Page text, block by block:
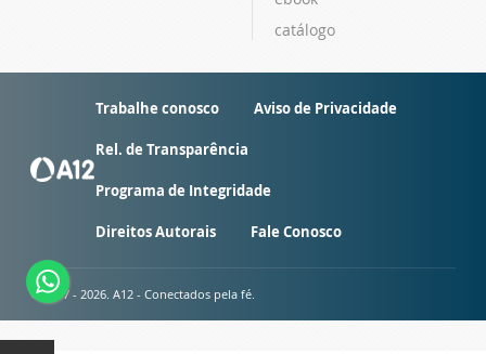
catálogo
Trabalhe conosco Aviso de Privacidade
Rel. de Transparência
Programa de Integridade
Direitos Autorais Fale Conosco
© 2007 - 2026. A12 - Conectados pela fé.